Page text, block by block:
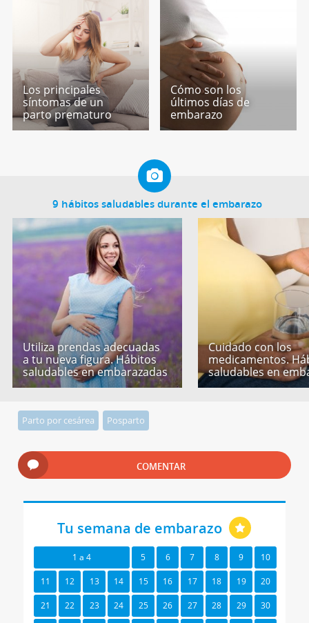
Los principales
síntomas de un
parto prematuro
Cómo son los
últimos días de
embarazo
9 hábitos saludables durante el embarazo
Utiliza prendas adecuadas
a tu nueva figura. Hábitos
saludables en embarazadas
Cuidado con los
medicamentos.
saludables en
Parto por cesárea Posparto
COMENTAR
Tu semana de embarazo
1 a 4 5 6 7 8 9 10
11 12 13 14 15 16 17 18 19 20
21 22 23 24 25 26 27 28 29 30